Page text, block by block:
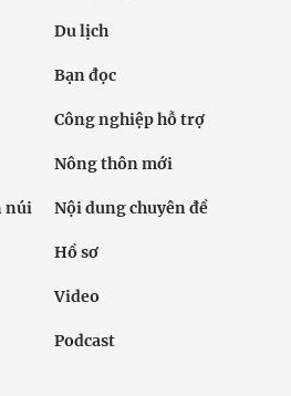
Du lịch
Bạn đọc
Công nghiệp hỗ trợ
Nông thôn mới
núi Nội dung chuyên đề
Hồ sơ
Video
Podcast